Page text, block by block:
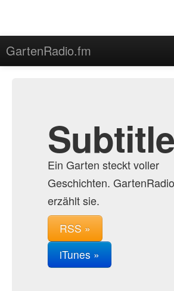
GartenRadio.fm
Subtitle
Ein Garten steckt voller
Geschichten.
erzählt sie.
RSS »
iTunes »